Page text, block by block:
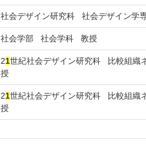
社会デザイン研究科 社会デザイン学
社会学部 社会学科 教授
21世紀社会デザイン研究科 比較組織
授
21世紀社会デザイン研究科 比較組織
授